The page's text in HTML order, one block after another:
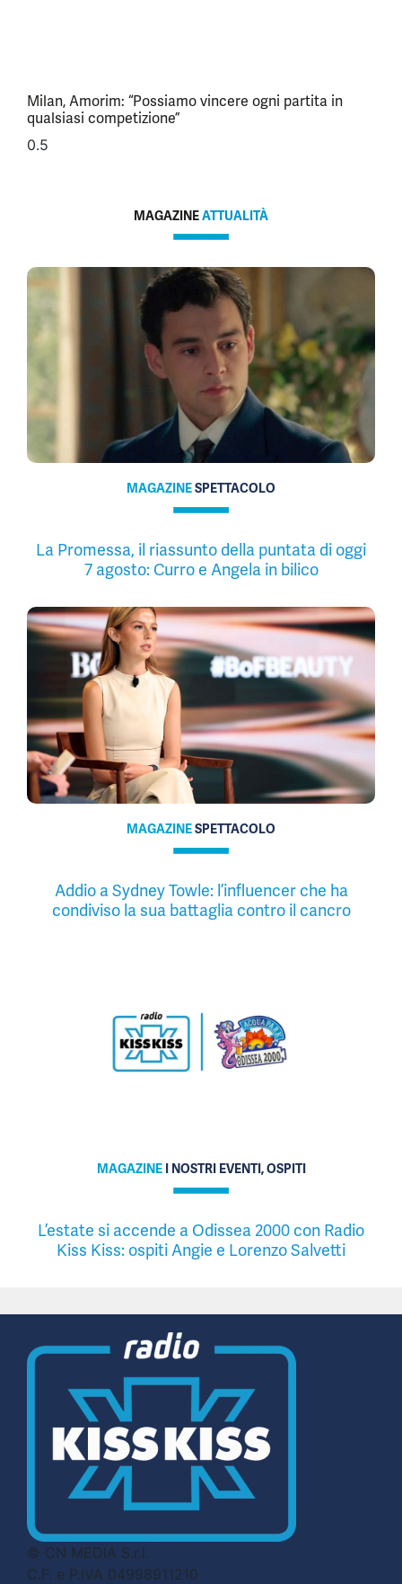
Milan, Amorim: “Possiamo vincere ogni partita in
qualsiasi competizione”
MAGAZINEATTUALITÀ
MAGAZINESPETTACOLO
La Promessa, il riassunto della puntata di oggi
7 agosto: Curro e Angela in bilico
MAGAZINESPETTACOLO
Addio a Sydney Towle: l’influencer che ha
condiviso la sua battaglia contro il cancro
MAGAZINE I NOSTRI EVENTI, OSPITI
L’estate si accende a Odissea 2000 con Radio
Kiss Kiss: ospiti Angie e Lorenzo Salvetti
© CN MEDIA S.r.l.
C.F. e P.IVA 04998911210